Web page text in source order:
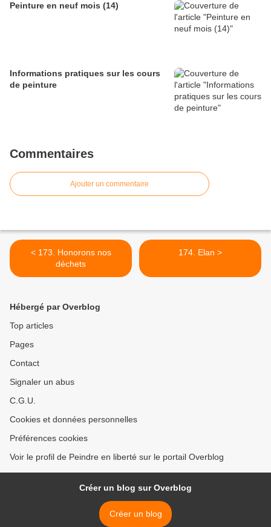
Peinture en neuf mois (14)
Informations pratiques sur les cours
de peinture
Commentaires
Ajouter un commentaire
< 173. Honorons nos
déchets
174. Elan >
Hébergé par Overblog
Top articles
Pages
Contact
Signaler un abus
C.G.U.
Cookies et données personnelles
Préférences cookies
Voir le profil de Peindre en liberté sur le portail Overblog
Créer un blog sur Overblog
Créer un blog